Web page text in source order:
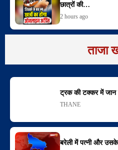
छात्रों की…
2 hours ago
ताजा
ट्रक की टक्कर में जान
THANE
बरेली में पत्नी और